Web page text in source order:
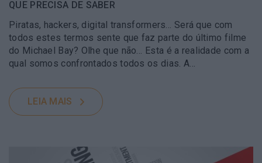
QUE PRECISA DE SABER
Piratas, hackers, digital transformers… Será que com
todos estes termos sente que faz parte do último filme
do Michael Bay? Olhe que não… Esta é a realidade com a
qual somos confrontados todos os dias. A…
LEIA MAIS